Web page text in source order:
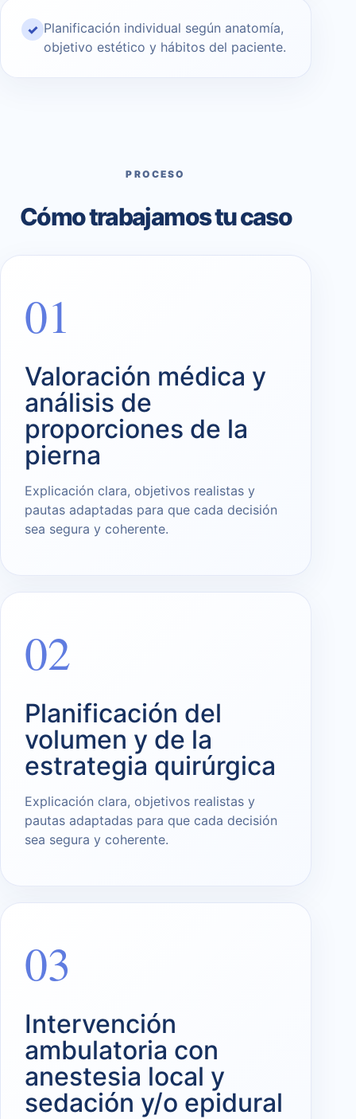
✓ Planificación individual según anatomía,
objetivo estético y hábitos del paciente.
PROCESO
Cómo trabajamos tu caso
01
Valoración médica y
análisis de
proporciones de la
pierna
Explicación clara, objetivos realistas y
pautas adaptadas para que cada decisión
sea segura y coherente.
02
Planificación del
volumen y de la
estrategia quirúrgica
Explicación clara, objetivos realistas y
pautas adaptadas para que cada decisión
sea segura y coherente.
03
Intervención
ambulatoria con
anestesia local y
sedación y/o epidural